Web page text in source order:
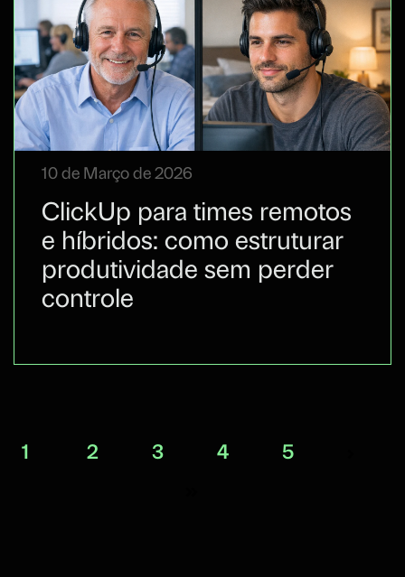
10 de Março de 2026
ClickUp para times remotos
e híbridos: como estruturar
produtividade sem perder
controle
1 2 3 4 5